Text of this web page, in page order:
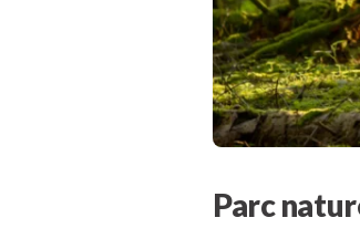
Parc